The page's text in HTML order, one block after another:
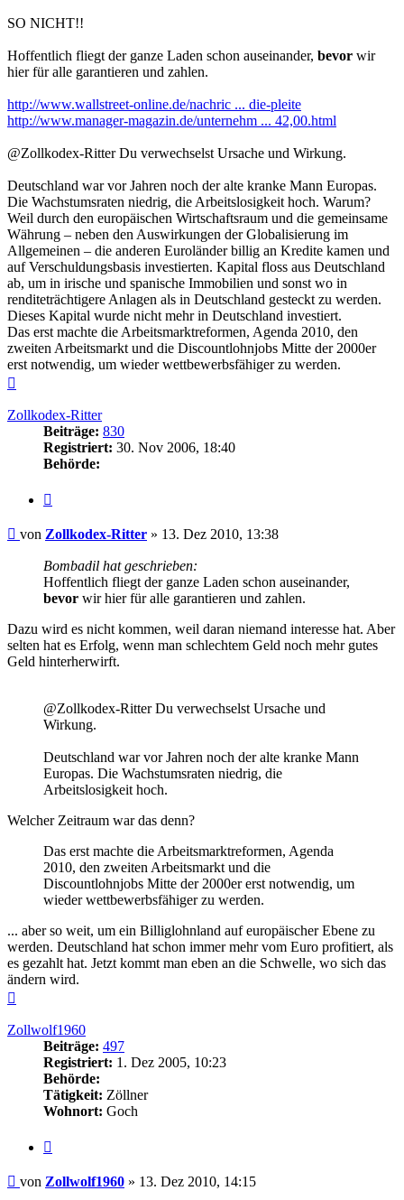
SO NICHT!!
Hoffentlich fliegt der ganze Laden schon auseinander, bevor wir
hier für alle garantieren und zahlen.
http://www.wallstreet-online.de/nachric ... die-pleite
http://www.manager-magazin.de/unternehm ... 42,00.html
@Zollkodex-Ritter Du verwechselst Ursache und Wirkung.
Deutschland war vor Jahren noch der alte kranke Mann Europas.
Die Wachstumsraten niedrig, die Arbeitslosigkeit hoch. Warum?
Weil durch den europäischen Wirtschaftsraum und die gemeinsame
Währung – neben den Auswirkungen der Globalisierung im
Allgemeinen – die anderen Euroländer billig an Kredite kamen und
auf Verschuldungsbasis investierten. Kapital floss aus Deutschland
ab, um in irische und spanische Immobilien und sonst wo in
renditeträchtigere Anlagen als in Deutschland gesteckt zu werden.
Dieses Kapital wurde nicht mehr in Deutschland investiert.
Das erst machte die Arbeitsmarktreformen, Agenda 2010, den
zweiten Arbeitsmarkt und die Discountlohnjobs Mitte der 2000er
erst notwendig, um wieder wettbewerbsfähiger zu werden.
Zollkodex-Ritter
Beiträge: 830
Registriert: 30. Nov 2006, 18:40
Behörde:
Beitrag
von Zollkodex-Ritter » 13. Dez 2010, 13:38
Bombadil hat geschrieben:
Hoffentlich fliegt der ganze Laden schon auseinander,
bevor wir hier für alle garantieren und zahlen.
Dazu wird es nicht kommen, weil daran niemand interesse hat. Aber
selten hat es Erfolg, wenn man schlechtem Geld noch mehr gutes
Geld hinterherwirft.
@Zollkodex-Ritter Du verwechselst Ursache und
Wirkung.
Deutschland war vor Jahren noch der alte kranke Mann
Europas. Die Wachstumsraten niedrig, die
Arbeitslosigkeit hoch.
Welcher Zeitraum war das denn?
Das erst machte die Arbeitsmarktreformen, Agenda
2010, den zweiten Arbeitsmarkt und die
Discountlohnjobs Mitte der 2000er erst notwendig, um
wieder wettbewerbsfähiger zu werden.
... aber so weit, um ein Billiglohnland auf europäischer Ebene zu
werden. Deutschland hat schon immer mehr vom Euro profitiert, als
es gezahlt hat. Jetzt kommt man eben an die Schwelle, wo sich das
ändern wird.
Zollwolf1960
Beiträge: 497
Registriert: 1. Dez 2005, 10:23
Behörde:
Tätigkeit: Zöllner
Wohnort: Goch
Beitrag
von Zollwolf1960 » 13. Dez 2010, 14:15